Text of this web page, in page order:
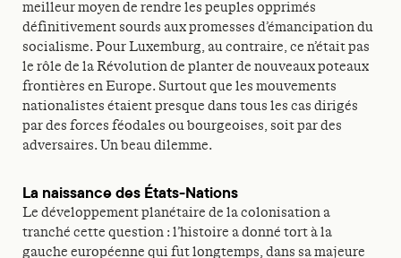
meilleur moyen de rendre les peuples opprimés
définitivement sourds aux promesses d’émancipation du
socialisme. Pour Luxemburg, au contraire, ce n’était pas
le rôle de la Révolution de planter de nouveaux poteaux
frontières en Europe. Surtout que les mouvements
nationalistes étaient presque dans tous les cas dirigés
par des forces féodales ou bourgeoises, soit par des
adversaires. Un beau dilemme.
La naissance des États-Nations
Le développement planétaire de la colonisation a
tranché cette question : l’histoire a donné tort à la
gauche européenne qui fut longtemps, dans sa majeure